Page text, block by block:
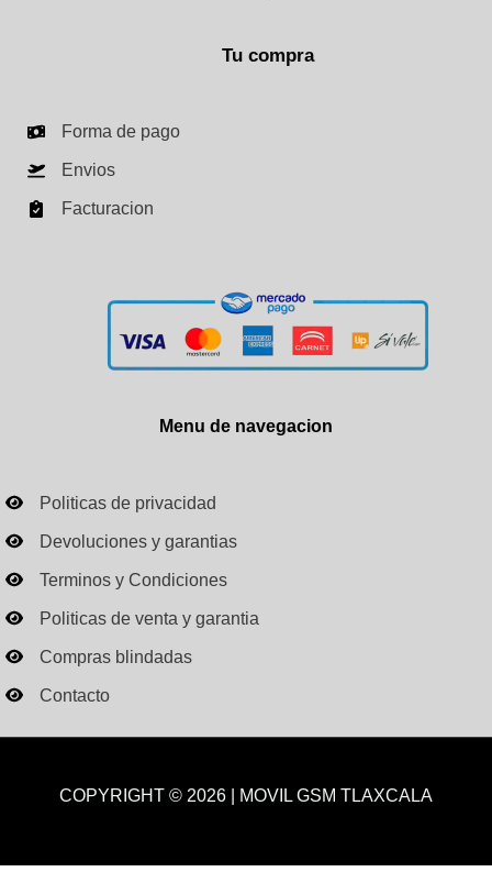
Tu compra
Forma de pago
Envios
Facturacion
Menu de navegacion
Politicas de privacidad
Devoluciones y garantias
Terminos y Condiciones
Politicas de venta y garantia
Compras blindadas
Contacto
COPYRIGHT © 2026 | MOVIL GSM TLAXCALA